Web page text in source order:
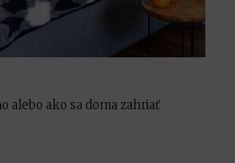
alebo ako sa doma zahriať